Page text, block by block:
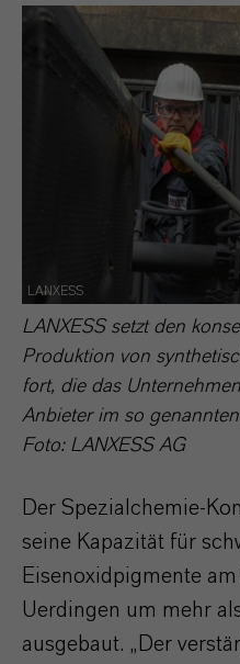
LANXESS
LANXESS setzt den
Produktion von
fort, die das
Anbieter im so
Foto: LANXESS AG
Der Spezialchemie-
seine Kapazität für
Eisenoxidpigmente
Uerdingen um mehr
ausgebaut. „Der